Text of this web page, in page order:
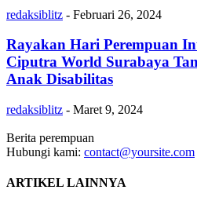
redaksiblitz - Februari 26, 2024
Rayakan Hari Perempuan
Ciputra World Surabaya
Anak Disabilitas
redaksiblitz - Maret 9, 2024
Berita perempuan
Hubungi kami: contact@yoursite.com
ARTIKEL LAINNYA